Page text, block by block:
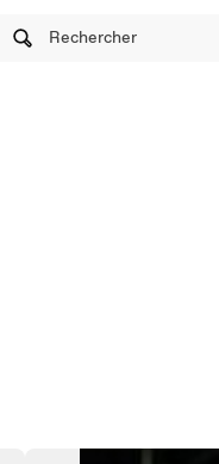
Rechercher